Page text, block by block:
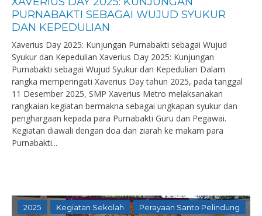
PURNABAKTI SEBAGAI WUJUD SYUKUR
DAN KEPEDULIAN
Xaverius Day 2025: Kunjungan Purnabakti sebagai Wujud
Syukur dan Kepedulian Xaverius Day 2025: Kunjungan
Purnabakti sebagai Wujud Syukur dan Kepedulian Dalam
rangka memperingati Xaverius Day tahun 2025, pada tanggal
11 Desember 2025, SMP Xaverius Metro melaksanakan
rangkaian kegiatan bermakna sebagai ungkapan syukur dan
penghargaan kepada para Purnabakti Guru dan Pegawai.
Kegiatan diawali dengan doa dan ziarah ke makam para
Purnabakti...
2025 Kegiatan Sekolah Perayaan Santo Pelindung